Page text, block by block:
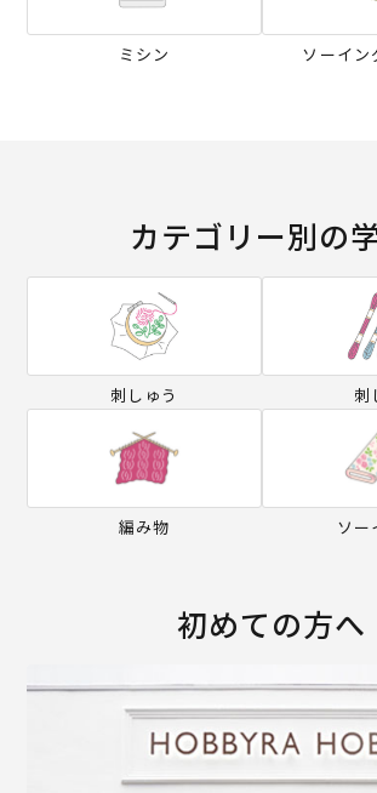
ミシン ソーイン
カテゴリー別の
刺しゅう 刺
編み物 ソー
初めての方へ